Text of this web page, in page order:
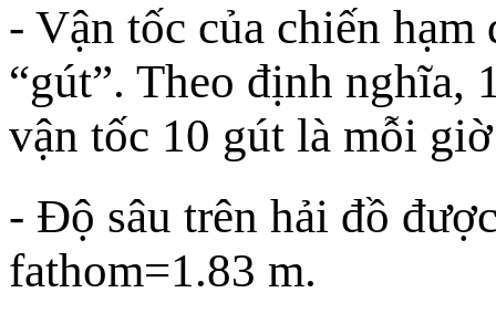
- Vận tốc của chiến
“gút”. Theo định
vận tốc 10 gút là mỗi
- Độ sâu trên hải đồ
fathom=1.83 m.